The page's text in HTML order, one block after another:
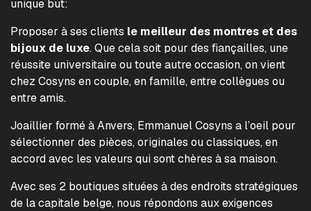
unique but:
Proposer à ses clients le meilleur des montres et des
bijoux de luxe. Que cela soit pour des fiançailles, une
réussite universitaire ou toute autre occasion, on vient
chez Cosyns en couple, en famille, entre collègues ou
entre amis.
Joaillier formé à Anvers, Emmanuel Cosyns a l’oeil pour
sélectionner des pièces, originales ou classiques, en
accord avec les valeurs qui sont chères à sa maison.
Avec ses 2 boutiques situées à des endroits stratégiques
de la capitale belge, nous répondons aux exigences